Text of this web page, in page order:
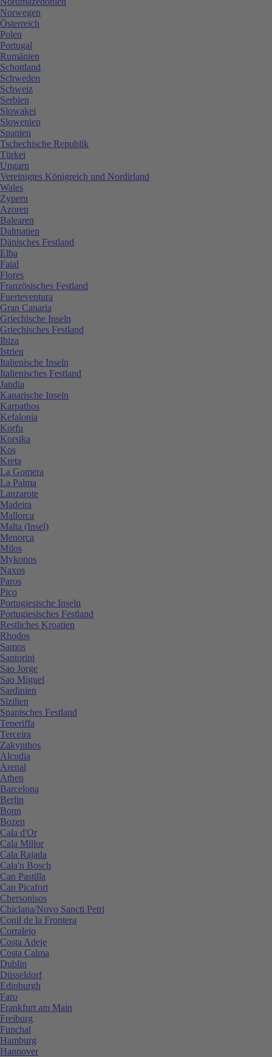
Norwegen
Österreich
Polen
Portugal
Rumänien
Schottland
Schweden
Schweiz
Serbien
Slowakei
Slowenien
Spanien
Tschechische Republik
Türkei
Ungarn
Vereinigtes Königreich und Nordirland
Wales
Zypern
Azoren
Balearen
Dalmatien
Dänisches Festland
Elba
Faial
Flores
Französisches Festland
Fuerteventura
Gran Canaria
Griechische Inseln
Griechisches Festland
Ibiza
Istrien
Italienische Inseln
Italienisches Festland
Jandia
Kanarische Inseln
Karpathos
Kefalonia
Korfu
Korsika
Kos
Kreta
La Gomera
La Palma
Lanzarote
Madeira
Mallorca
Malta (Insel)
Menorca
Milos
Mykonos
Naxos
Paros
Pico
Portugiesische Inseln
Portugiesisches Festland
Restliches Kroatien
Rhodos
Samos
Santorini
Sao Jorge
Sao Miguel
Sardinien
Sizilien
Spanisches Festland
Teneriffa
Terceira
Zakynthos
Alcudia
Arenal
Athen
Barcelona
Berlin
Bonn
Bozen
Cala d'Or
Cala Millor
Cala Rajada
Cala'n Bosch
Can Pastilla
Can Picafort
Chersonisos
Chiclana/Novo Sancti Petri
Conil de la Frontera
Corralejo
Costa Adeje
Costa Calma
Dublin
Düsseldorf
Edinburgh
Faro
Frankfurt am Main
Freiburg
Funchal
Hamburg
Hannover